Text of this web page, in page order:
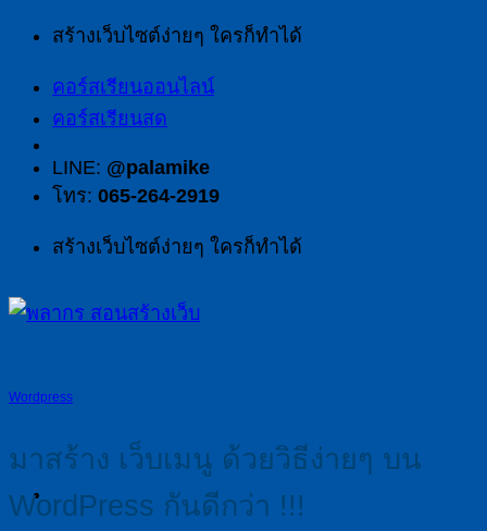
สร้างเว็บไซต์ง่ายๆ ใครก็ทำได้
คอร์สเรียนออนไลน์
คอร์สเรียนสด
LINE: @palamike
โทร: 065-264-2919
สร้างเว็บไซต์ง่ายๆ ใครก็ทำได้
Wordpress
มาสร้าง เว็บเมนู ด้วยวิธีง่ายๆ บน
WordPress กันดีกว่า !!!